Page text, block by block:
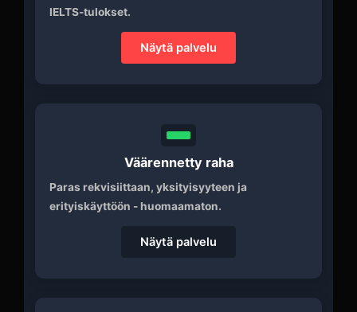
IELTS-tulokset.
Näytä palvelu
Väärennetty raha
Paras rekvisiittaan, yksityisyyteen ja
erityiskäyttöön - huomaamaton.
Näytä palvelu